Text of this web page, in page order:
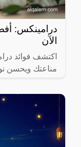
الآن
اكتشف فوائد
مناعتك ويحسن